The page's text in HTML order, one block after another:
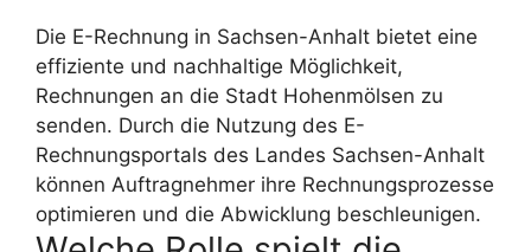
Die E-Rechnung in Sachsen-Anhalt bietet eine
effiziente und nachhaltige Möglichkeit,
Rechnungen an die Stadt Hohenmölsen zu
senden. Durch die Nutzung des E-
Rechnungsportals des Landes Sachsen-Anhalt
können Auftragnehmer ihre Rechnungsprozesse
optimieren und die Abwicklung beschleunigen.